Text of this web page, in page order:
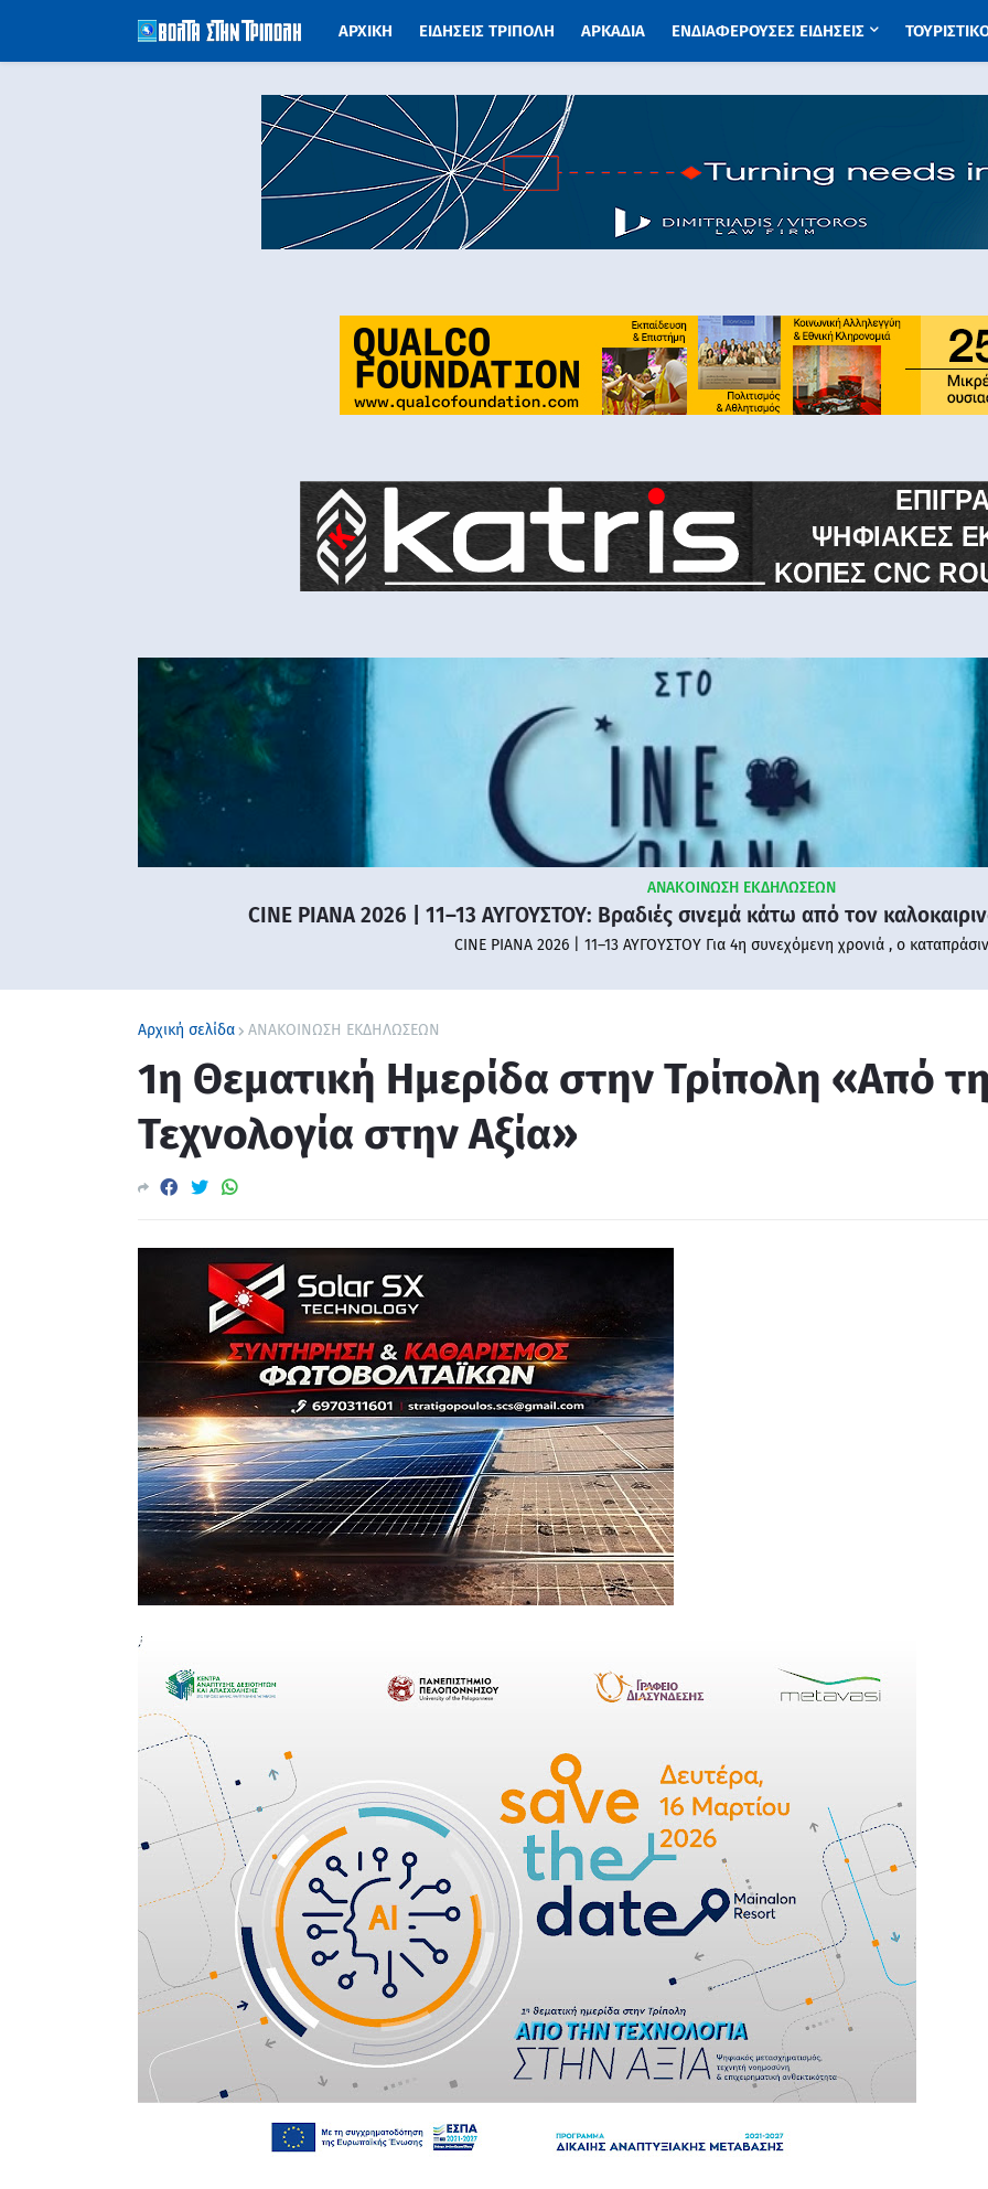
ΑΡΧΙΚΗ ΕΙΔΗΣΕΙΣ ΤΡΙΠΟΛΗ ΑΡΚΑΔΙΑ ΕΝΔΙΑΦΕΡΟΥΣΕΣ ΕΙΔΗΣΕΙΣ
ΑΝΑΚΟΙΝΩΣΗ ΕΚΔΗΛΩΣΕΩΝ
CINE PIANA 2026 | 11–13 ΑΥΓΟΥΣΤΟΥ: Βραδιές σινεμά κάτω από τον
CINE PIANA 2026 | 11–13 ΑΥΓΟΥΣΤΟΥ Για 4η συνεχόμενη χρονιά , ο
Αρχική σελίδα ΑΝΑΚΟΙΝΩΣΗ ΕΚΔΗΛΩΣΕΩΝ
1η Θεματική Ημερίδα στην Τρίπολη «Από
Τεχνολογία στην Αξία»